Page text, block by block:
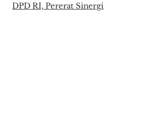
DPD RI, Pererat Sinergi